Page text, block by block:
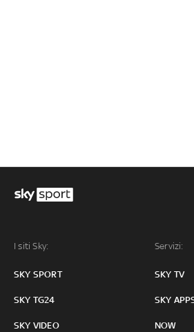
I siti Sky:
SKY SPORT
SKY TG24
SKY VIDEO
Servizi:
SKY TV
SKY
NOW